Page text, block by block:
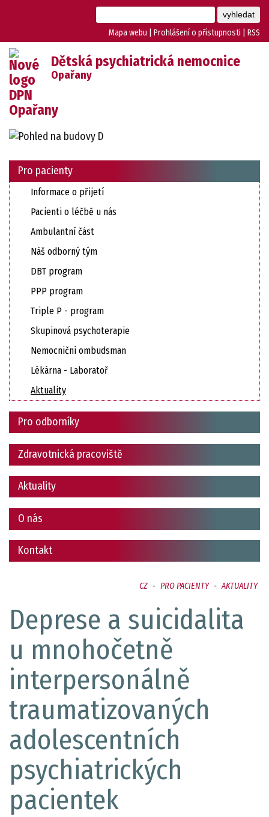
Mapa webu Prohlášení o přístupnosti RSS
Dětská psychiatrická nemocnice
Opařany
Pro pacienty
Informace o přijetí
Pacienti o léčbě u nás
Ambulantní část
Náš odborný tým
DBT program
PPP program
Triple P - program
Skupinová psychoterapie
Nemocniční ombudsman
Lékárna - Laboratoř
Aktuality
Pro odborníky
Zdravotnická pracoviště
Aktuality
O nás
Kontakt
CZ - PRO PACIENTY - AKTUALITY
Deprese a suicidalita
u mnohočetně
interpersonálně
traumatizovaných
adolescentních
psychiatrických
pacientek